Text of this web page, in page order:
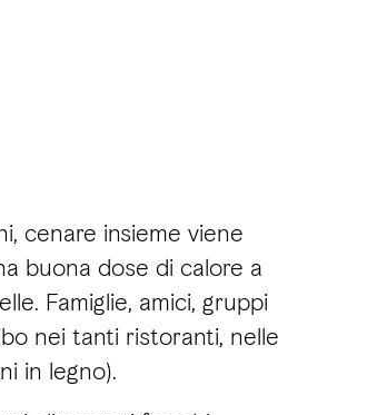
cenare insieme viene
buona dose di calore a
Famiglie, amici, gruppi
nei tanti ristoranti, nelle
in legno).